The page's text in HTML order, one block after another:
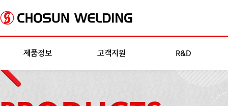
제품정보 고객지원 R&D